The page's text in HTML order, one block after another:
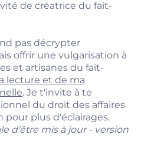
de créatrice du fait-
pas décrypter
offrir une vulgarisation à
et artisanes du fait-
lecture et de ma
. Je t'invite à te
du droit des affaires
plus d'éclairages.
d'être mis à jour - version